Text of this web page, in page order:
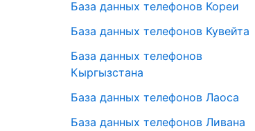
База данных телефонов Кореи
База данных телефонов Кувейта
База данных телефонов
Кыргызстана
База данных телефонов Лаоса
База данных телефонов Ливана